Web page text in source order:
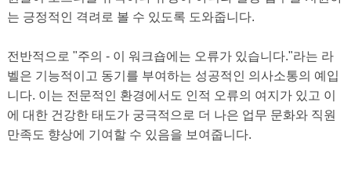
는 긍정적인 격려로 볼 수 있도록 도와줍니다.
전반적으로 "주의 - 이 워크숍에는 오류가 있습니다."라는 라
벨은 기능적이고 동기를 부여하는 성공적인 의사소통의 예입
니다. 이는 전문적인 환경에서도 인적 오류의 여지가 있고 이
에 대한 건강한 태도가 궁극적으로 더 나은 업무 문화와 직원
만족도 향상에 기여할 수 있음을 보여줍니다.